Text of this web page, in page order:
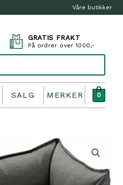
Våre butikker
GRATIS FRAKT
På ordrer over 1000,-
SALG MERKER 0